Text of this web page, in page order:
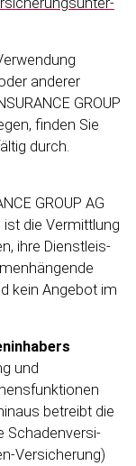
anderer
GROUP
finden Sie
durch.
GROUP AG
ist die Vermittlung
ihre Dienst­leis­
kein Angebot im
und
betreibt die
Schaden­ver­si­
​Versicherung)